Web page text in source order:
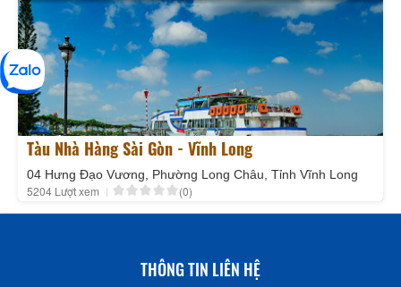
Tàu Nhà Hàng Sài Gòn - Vĩnh Long
04 Hưng Đạo Vương, Phường Long Châu, Tỉnh Vĩnh Long
5204 Lượt xem (0)
THÔNG TIN LIÊN HỆ